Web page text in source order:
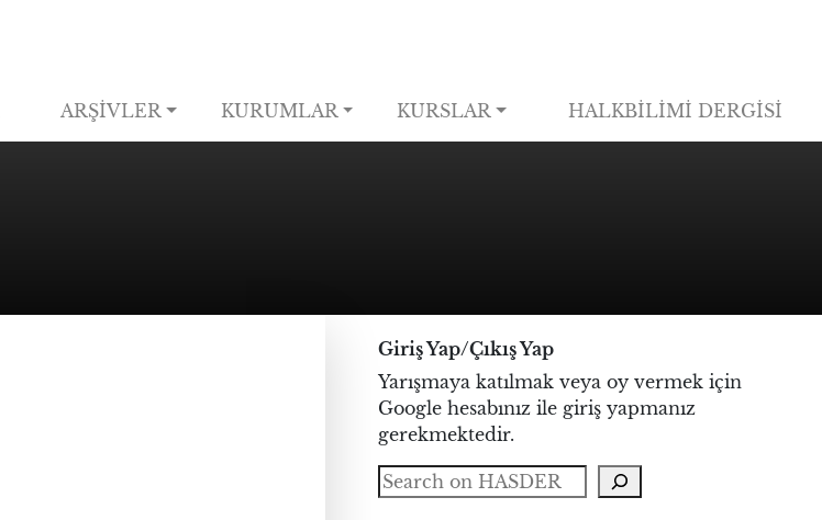
ARŞİVLER KURUMLAR KURSLAR HALKBİLİMİ DERGİSİ
Giriş Yap/Çıkış Yap
Yarışmaya katılmak veya oy vermek için
Google hesabınız ile giriş yapmanız
gerekmektedir.
Search